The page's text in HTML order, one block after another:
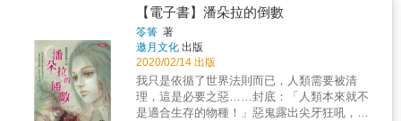
道，顫抖著道：「妳很美，妳美極了……」下
一刻，一股力量把她固定在磁磚牆上，女人笑
著說：「妳也很美。」她拿起口紅塗抹著，每
塗一筆小雨的臉上便掉下一塊皮膚，緊接著像
是有一把看不見的刀子從嘴角往臉頰劃去，紅
色的鮮血往下滴落，小雨的嘴巴越來越大，牙
齒和骨頭隨著女人的大笑聲逐漸露了出來……
【電子書】潘朵拉的倒數
笭箐 著
邀月文化 出版
2020/02/14 出版
我只是依循了世界法則而已，人類需要被清
理，這是必要之惡……封底：「人類本來就不
是適合生存的物種！」惡鬼露出尖牙狂吼，